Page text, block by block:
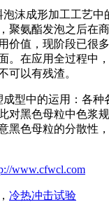
泡沫成形加工工艺中
聚氨酯发泡之后在
价值，现阶段已很
。在应用全过程中
可以有残渣。
型中的运用：各种
对黑色母粒中色浆
黑色母粒的分散性
www.cfwcl.com
， 冷热冲击试验